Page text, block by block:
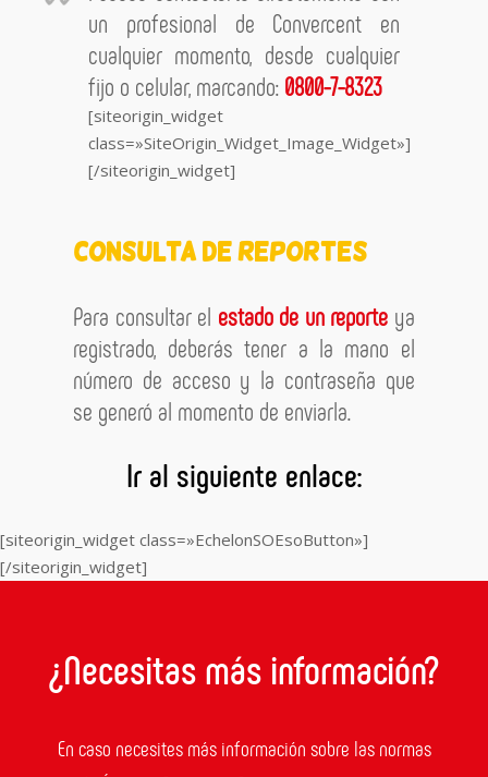
un profesional de Convercent en
cualquier momento, desde cualquier
fijo o celular, marcando: 0800-7-8323
[siteorigin_widget
class=»SiteOrigin_Widget_Image_Widget»]
[/siteorigin_widget]
CONSULTA DE REPORTES
Para consultar el estado de un reporte ya
registrado, deberás tener a la mano el
número de acceso y la contraseña que
se generó al momento de enviarla.
Ir al siguiente enlace:
[siteorigin_widget class=»EchelonSOEsoButton»]
[/siteorigin_widget]
¿Necesitas más información?
En caso necesites más información sobre las normas